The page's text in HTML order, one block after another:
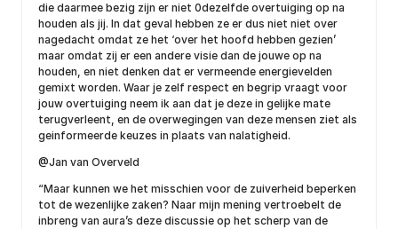
die daarmee bezig zijn er niet 0dezelfde overtuiging op na
houden als jij. In dat geval hebben ze er dus niet niet over
nagedacht omdat ze het ‘over het hoofd hebben gezien’
maar omdat zij er een andere visie dan de jouwe op na
houden, en niet denken dat er vermeende energievelden
gemixt worden. Waar je zelf respect en begrip vraagt voor
jouw overtuiging neem ik aan dat je deze in gelijke mate
terugverleent, en de overwegingen van deze mensen ziet als
geinformeerde keuzes in plaats van nalatigheid.
@Jan van Overveld
“Maar kunnen we het misschien voor de zuiverheid beperken
tot de wezenlijke zaken? Naar mijn mening vertroebelt de
inbreng van aura’s deze discussie op het scherp van de